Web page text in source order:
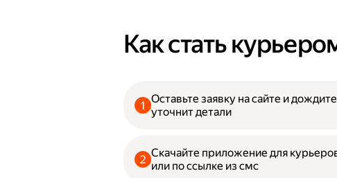
Как стать
Оставьте заявку на сайте и
уточнит детали
Скачайте приложение для
или по ссылке из смс